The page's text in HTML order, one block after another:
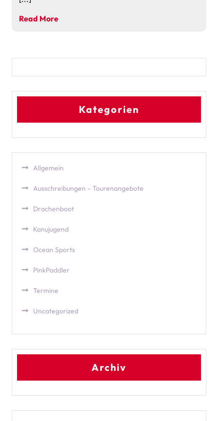
Read More
Kategorien
Allgemein
Ausschreibungen – Tourenangebote
Drachenboot
Kanujugend
Ocean Sports
PinkPaddler
Termine
Uncategorized
Archiv